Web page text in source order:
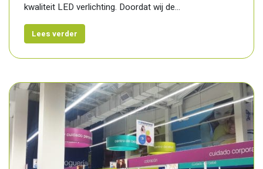
kwaliteit LED verlichting. Doordat wij de...
Lees verder